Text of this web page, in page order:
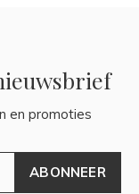
en promoties
ABONNEER